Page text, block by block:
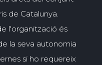
de Catalunya.
l'organització és
la seva autonomia
si ho requereix